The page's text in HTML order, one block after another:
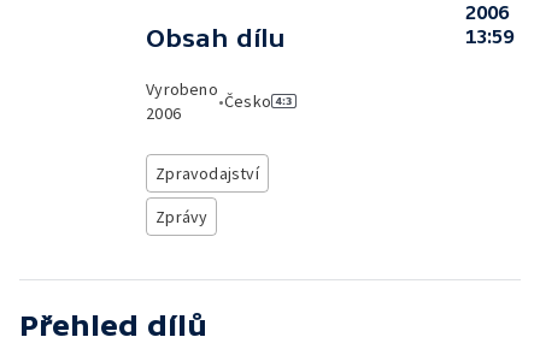
Obsah dílu
Vyrobeno
2006
•Česko
Zpravodajství
Zprávy
2006
13:59
Přehled dílů